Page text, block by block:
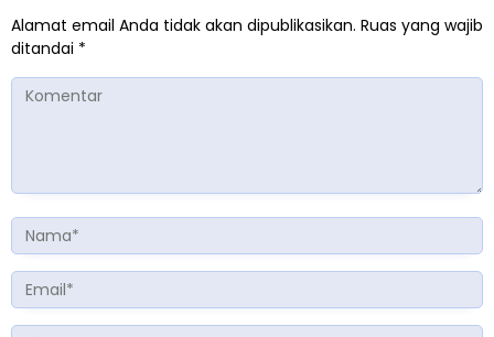
Alamat email Anda tidak akan dipublikasikan. Ruas yang wajib
ditandai *